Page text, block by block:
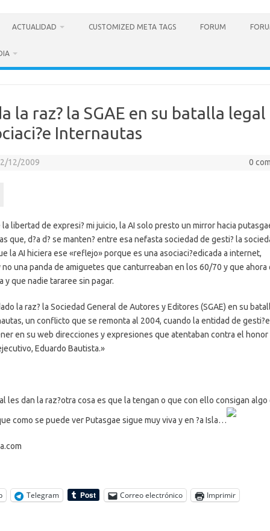
ACTUALIDAD CUSTOMIZED META TAGS FORUM
la raz? la SGAE en su batalla legal
Internautas
12/2009 0
libertad de expresi? mi juicio, la AI solo presto un mirror hacia
que, d?a d? se manten? entre esa nefasta sociedad de gesti? la
la AI hiciera ese «reflejo» porque es una asociaci?edicada a internet,
una panda de amiguetes que canturreaban en los 60/70 y que ahora
y que nadie tararee sin pagar.
la raz? la Sociedad General de Autores y Editores (SGAE) en su
un conflicto que se remonta al 2004, cuando la entidad de
en su web direcciones y expresiones que atentaban contra el honor
Eduardo Bautista.»
les dan la raz?otra cosa es que la tengan o que con ello consigan algo
como se puede ver Putasgae sigue muy viva y en ?a Isla…
Telegram Correo electrónico Imprimir